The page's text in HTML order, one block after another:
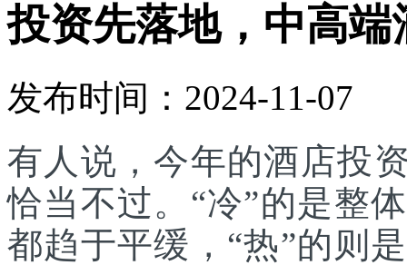
投资先落地，中高
发布时间：2024-11-07
有人说，今年的酒店投
恰当不过。“冷”的是整
都趋于平缓，“热”的则